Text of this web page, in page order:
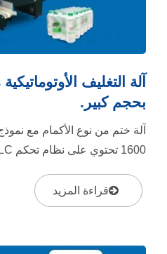
آلة التغليف
بحجم كبير.
قراءة المزيد